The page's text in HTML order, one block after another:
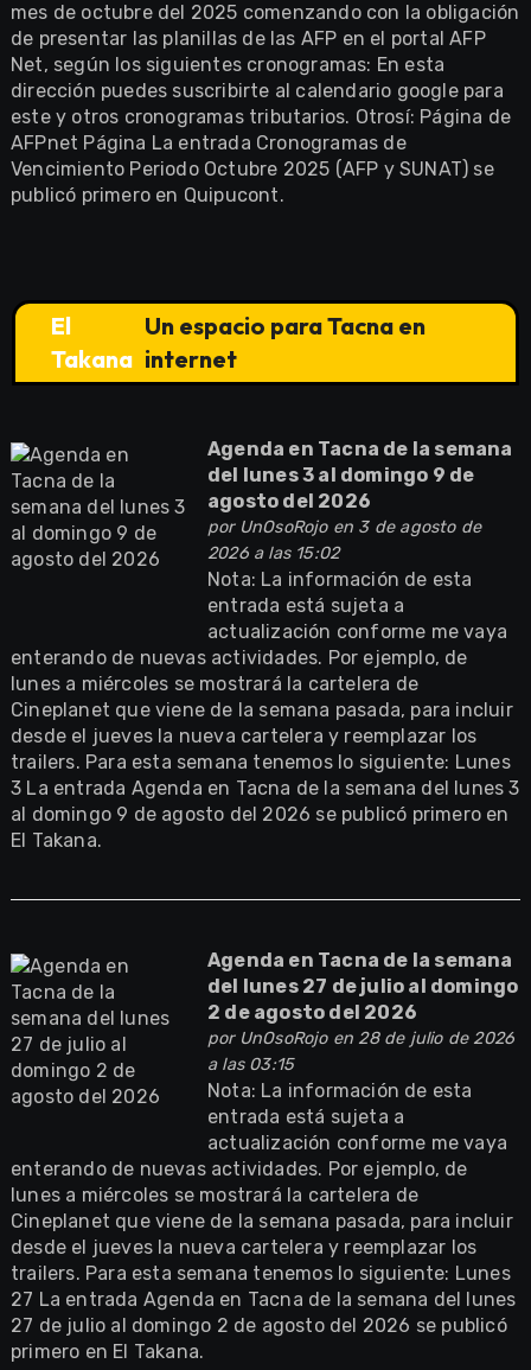
mes de octubre del 2025 comenzando con la obligación
de presentar las planillas de las AFP en el portal AFP
Net, según los siguientes cronogramas: En esta
dirección puedes suscribirte al calendario google para
este y otros cronogramas tributarios. Otrosí: Página de
AFPnet Página La entrada Cronogramas de
Vencimiento Periodo Octubre 2025 (AFP y SUNAT) se
publicó primero en Quipucont.
El
Takana
Un espacio para Tacna en
internet
Agenda en Tacna de la semana
del lunes 3 al domingo 9 de
agosto del 2026
por UnOsoRojoen 3 de agosto de
2026 a las 15:02
Nota: La información de esta
entrada está sujeta a
actualización conforme me vaya
enterando de nuevas actividades. Por ejemplo, de
lunes a miércoles se mostrará la cartelera de
Cineplanet que viene de la semana pasada, para incluir
desde el jueves la nueva cartelera y reemplazar los
trailers. Para esta semana tenemos lo siguiente: Lunes
3 La entrada Agenda en Tacna de la semana del lunes 3
al domingo 9 de agosto del 2026 se publicó primero en
El Takana.
Agenda en Tacna de la semana
del lunes 27 de julio al domingo
2 de agosto del 2026
por UnOsoRojoen 28 de julio de 2026
a las 03:15
Nota: La información de esta
entrada está sujeta a
actualización conforme me vaya
enterando de nuevas actividades. Por ejemplo, de
lunes a miércoles se mostrará la cartelera de
Cineplanet que viene de la semana pasada, para incluir
desde el jueves la nueva cartelera y reemplazar los
trailers. Para esta semana tenemos lo siguiente: Lunes
27 La entrada Agenda en Tacna de la semana del lunes
27 de julio al domingo 2 de agosto del 2026 se publicó
primero en El Takana.